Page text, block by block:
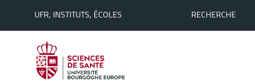
UFR, INSTITUTS, ÉCOLES RECHERCHE